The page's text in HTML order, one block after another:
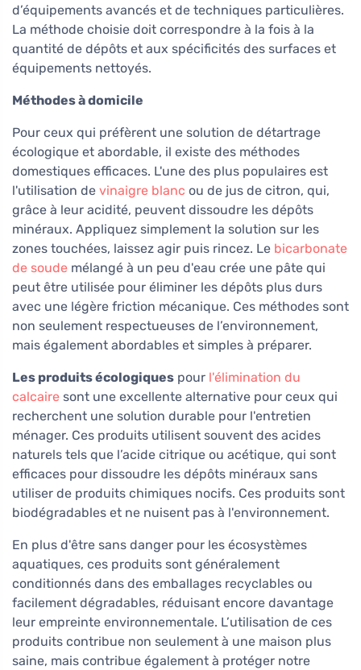
d’équipements avancés et de techniques particulières.
La méthode choisie doit correspondre à la fois à la
quantité de dépôts et aux spécificités des surfaces et
équipements nettoyés.
Méthodes à domicile
Pour ceux qui préfèrent une solution de détartrage
écologique et abordable, il existe des méthodes
domestiques efficaces. L'une des plus populaires est
l'utilisation de vinaigre blanc ou de jus de citron, qui,
grâce à leur acidité, peuvent dissoudre les dépôts
minéraux. Appliquez simplement la solution sur les
zones touchées, laissez agir puis rincez. Le bicarbonate
de soude mélangé à un peu d'eau crée une pâte qui
peut être utilisée pour éliminer les dépôts plus durs
avec une légère friction mécanique. Ces méthodes sont
non seulement respectueuses de l’environnement,
mais également abordables et simples à préparer.
Les produits écologiques pour l'élimination du
calcaire sont une excellente alternative pour ceux qui
recherchent une solution durable pour l'entretien
ménager. Ces produits utilisent souvent des acides
naturels tels que l’acide citrique ou acétique, qui sont
efficaces pour dissoudre les dépôts minéraux sans
utiliser de produits chimiques nocifs. Ces produits sont
biodégradables et ne nuisent pas à l'environnement.
En plus d'être sans danger pour les écosystèmes
aquatiques, ces produits sont généralement
conditionnés dans des emballages recyclables ou
facilement dégradables, réduisant encore davantage
leur empreinte environnementale. L’utilisation de ces
produits contribue non seulement à une maison plus
saine, mais contribue également à protéger notre